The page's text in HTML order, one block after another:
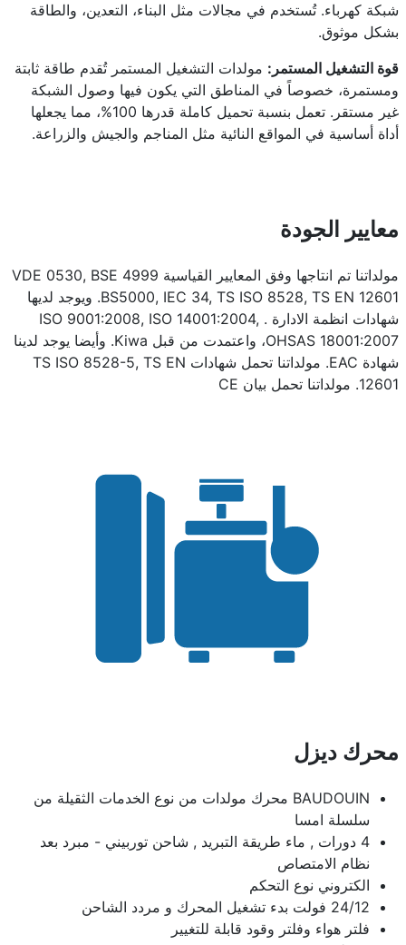
شبكة كهرباء. تُستخدم في مجالات مثل البناء، التعدين، والطاقة
بشكل موثوق.
قوة التشغيل المستمر: مولدات التشغيل المستمر تُقدم طاقة ثابتة
ومستمرة، خصوصاً في المناطق التي يكون فيها وصول الشبكة
غير مستقر. تعمل بنسبة تحميل كاملة قدرها 100%، مما يجعلها
أداة أساسية في المواقع النائية مثل المناجم والجيش والزراعة.
معايير الجودة
مولداتنا تم انتاجها وفق المعايير القياسية VDE 0530, BSE 4999
BS5000, IEC 34, TS ISO 8528, TS EN 12601. ويوجد لديها
شهادات انظمة الادارة . ISO 9001:2008, ISO 14001:2004,
OHSAS 18001:2007، واعتمدت من قبل Kiwa. وأيضا يوجد لدينا
شهادة EAC. مولداتنا تحمل شهادات TS ISO 8528-5, TS EN
12601. مولداتنا تحمل بيان CE
محرك ديزل
BAUDOUIN محرك مولدات من نوع الخدمات الثقيلة من
سلسلة امسا
4 دورات , ماء طريقة التبريد , شاحن توربيني - مبرد بعد
نظام الامتصاص
الكتروني نوع التحكم
24/12 فولت بدء تشغيل المحرك و مردد الشاحن
فلتر هواء وفلتر وقود قابلة للتغيير